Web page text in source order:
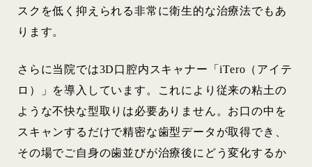
スクを低く抑えられる非常に衛生的な治療法でもあ
ります。
さらに当院では3D口腔内スキャナー「iTero（アイテ
ロ）」を導入しています。これにより従来の粘土の
ような不快な型取りは必要ありません。お口の中を
スキャンするだけで精密な歯型データが取得でき、
その場でご自身の歯並びが治療後にどう変化するか